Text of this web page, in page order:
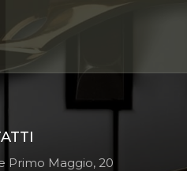
Primo Maggio, 20